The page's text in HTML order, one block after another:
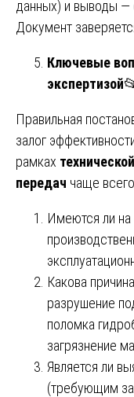
данных) и выводы —
Документ
Ключевые
экспертизой📂
Правильная
залог
рамках
передач чаще
Имеются ли
Какова
разрушение
поломка
загрязнение
Является ли
(требующим